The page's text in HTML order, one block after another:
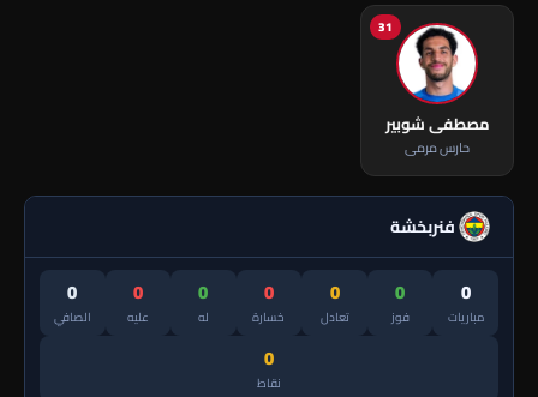
31
مصطفى شوبير
حارس مرمى
فنربخشة
0
مباريات
0
فوز
0
تعادل
0
خسارة
0
له
0
عليه
0
الصافي
0
نقاط